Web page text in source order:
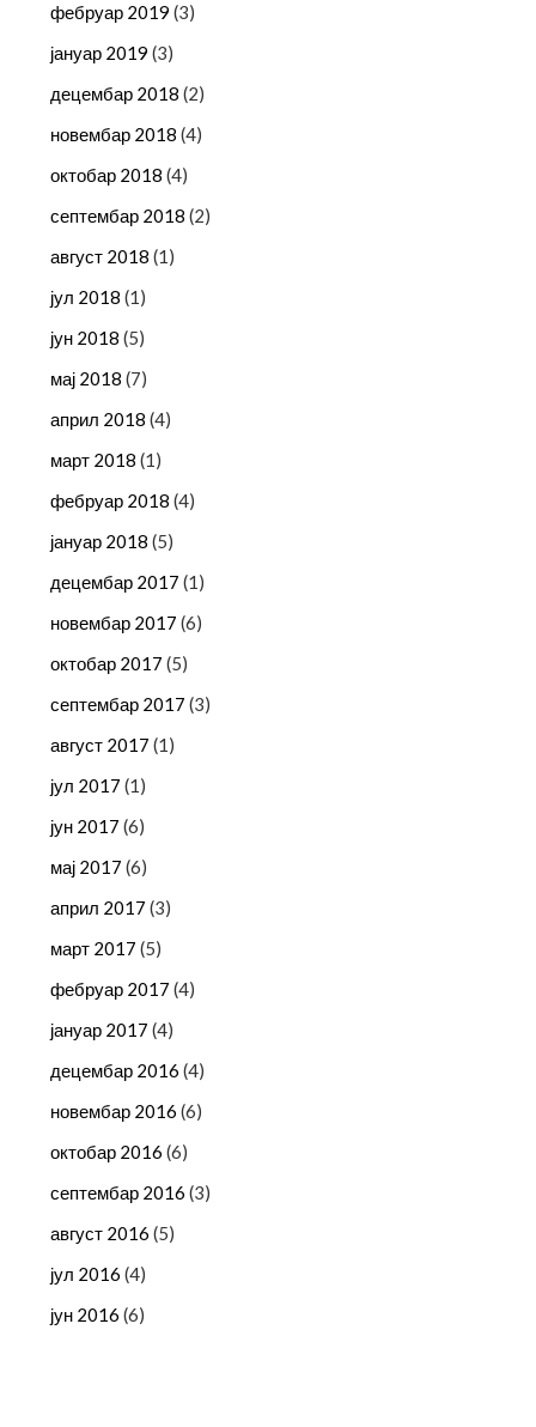
фебруар 2019 (3)
јануар 2019 (3)
децембар 2018 (2)
новембар 2018 (4)
октобар 2018 (4)
септембар 2018 (2)
август 2018 (1)
јул 2018 (1)
јун 2018 (5)
мај 2018 (7)
април 2018 (4)
март 2018 (1)
фебруар 2018 (4)
јануар 2018 (5)
децембар 2017 (1)
новембар 2017 (6)
октобар 2017 (5)
септембар 2017 (3)
август 2017 (1)
јул 2017 (1)
јун 2017 (6)
мај 2017 (6)
април 2017 (3)
март 2017 (5)
фебруар 2017 (4)
јануар 2017 (4)
децембар 2016 (4)
новембар 2016 (6)
октобар 2016 (6)
септембар 2016 (3)
август 2016 (5)
јул 2016 (4)
јун 2016 (6)